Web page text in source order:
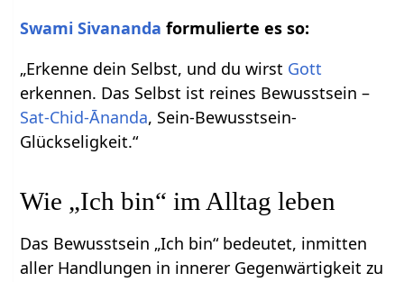
Swami Sivananda formulierte es so:
„Erkenne dein Selbst, und du wirst Gott
erkennen. Das Selbst ist reines Bewusstsein –
Sat-Chid-Ānanda, Sein-Bewusstsein-
Glückseligkeit.“
Wie „Ich bin“ im Alltag leben
Das Bewusstsein „Ich bin“ bedeutet, inmitten
aller Handlungen in innerer Gegenwärtigkeit zu